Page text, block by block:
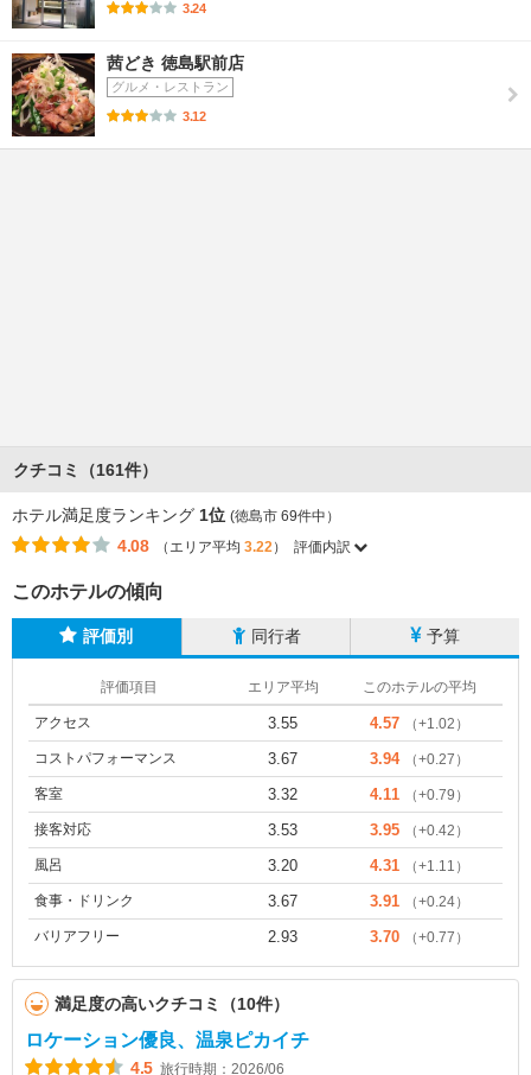
3.24
茜どき 徳島駅前店
グルメ・レストラン
3.12
クチコミ（161件）
ホテル満足度ランキング 1位 (徳島市 69件中）
4.08 （エリア平均 3.22） 評価内訳
このホテルの傾向
評価別 同行者 予算
評価項目 エリア平均 このホテルの平均
アクセス 3.55 4.57 （+1.02）
コストパフォーマンス 3.67 3.94 （+0.27）
客室 3.32 4.11 （+0.79）
接客対応 3.53 3.95 （+0.42）
風呂 3.20 4.31 （+1.11）
食事・ドリンク 3.67 3.91 （+0.24）
バリアフリー 2.93 3.70 （+0.77）
満足度の高いクチコミ（10件）
ロケーション優良、温泉ピカイチ
4.5 旅行時期：2026/06